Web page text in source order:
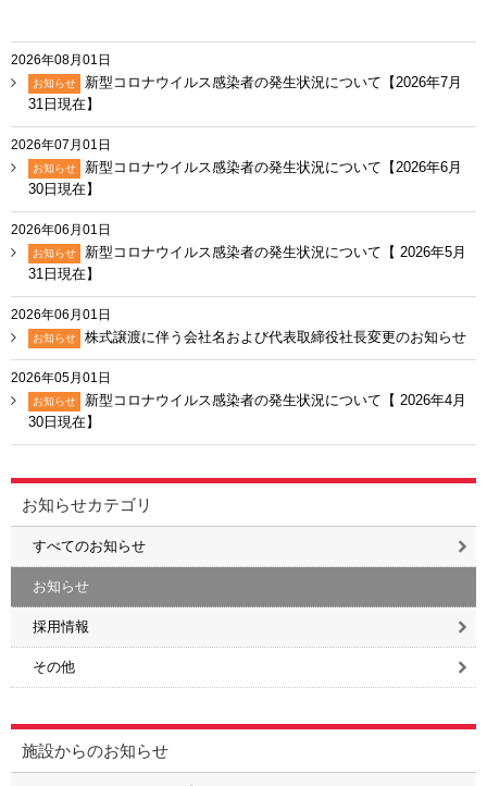
2026年08月01日
お知らせ
新型コロナウイルス感染者の発生状況について【2026年7月
31日現在】
2026年07月01日
お知らせ
新型コロナウイルス感染者の発生状況について【2026年6月
30日現在】
2026年06月01日
お知らせ
新型コロナウイルス感染者の発生状況について【 2026年5月
31日現在】
2026年06月01日
お知らせ 株式譲渡に伴う会社名および代表取締役社長変更のお知らせ
2026年05月01日
お知らせ
新型コロナウイルス感染者の発生状況について【 2026年4月
30日現在】
お知らせカテゴリ
すべてのお知らせ
お知らせ
採用情報
その他
施設からのお知らせ